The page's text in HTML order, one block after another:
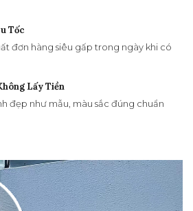
Tốc
đơn hàng siêu gấp trong ngày khi có
Lấy Tiền
đẹp như mẫu, màu sắc đúng chuẩn